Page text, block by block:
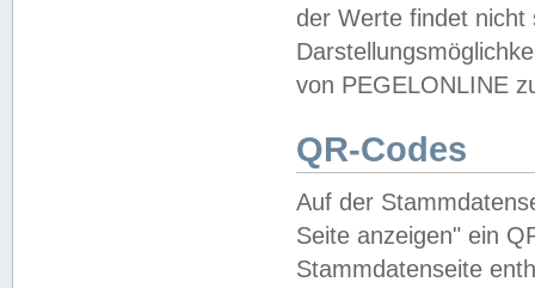
der Werte findet
von PEGELONLINE
QR-Codes
Auf der
Seite anzeigen" ein
Stammdatenseite